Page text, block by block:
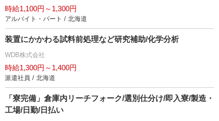
時給1,100円～1,300円
アルバイト・パート / 北海道
装置にかかわる試料前処理など研究補助/化学分析
WDB株式会社
時給1,300円～1,400円
派遣社員 / 北海道
「寮完備」倉庫内リーチフォーク/選別仕分け/即入寮/製造・
工場/日勤/日払い